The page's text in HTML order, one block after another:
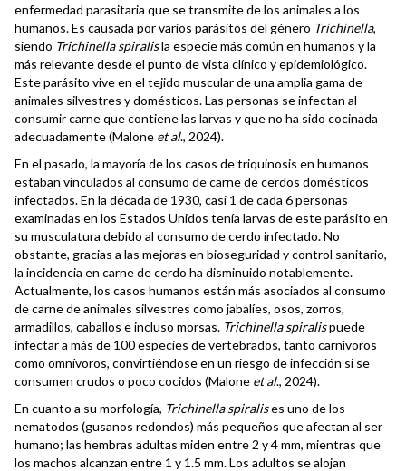
enfermedad parasitaria que se transmite de los animales a los
humanos. Es causada por varios parásitos del género Trichinella,
siendo Trichinella spiralisla especie más común en humanos y la
más relevante desde el punto de vista clínico y epidemiológico.
Este parásito vive en el tejido muscular de una amplia gama de
animales silvestres y domésticos. Las personas se infectan al
consumir carne que contiene las larvas y que no ha sido cocinada
adecuadamente (Malone et al., 2024).
En el pasado, la mayoría de los casos de triquinosis en humanos
estaban vinculados al consumo de carne de cerdos domésticos
infectados. En la década de 1930, casi 1 de cada 6 personas
examinadas en los Estados Unidos tenía larvas de este parásito en
su musculatura debido al consumo de cerdo infectado. No
obstante, gracias a las mejoras en bioseguridad y control sanitario,
la incidencia en carne de cerdo ha disminuido notablemente.
Actualmente, los casos humanos están más asociados al consumo
de carne de animales silvestres como jabalíes, osos, zorros,
armadillos, caballos e incluso morsas. Trichinella spiralispuede
infectar a más de 100 especies de vertebrados, tanto carnívoros
como omnívoros, convirtiéndose en un riesgo de infección si se
consumen crudos o poco cocidos (Malone et al., 2024).
En cuanto a su morfología, Trichinella spiralises uno de los
nematodos (gusanos redondos) más pequeños que afectan al ser
humano; las hembras adultas miden entre 2 y 4 mm, mientras que
los machos alcanzan entre 1 y 1.5 mm. Los adultos se alojan